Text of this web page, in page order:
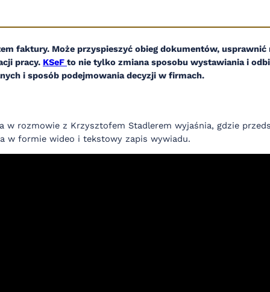
faktury. Może przyspieszyć obieg dokumentów,
pracy. KSeF to nie tylko zmiana sposobu wystawiania i
i sposób podejmowania decyzji w firmach.
w rozmowie z Krzysztofem Stadlerem wyjaśnia, gdzie
w formie wideo i tekstowy zapis wywiadu.